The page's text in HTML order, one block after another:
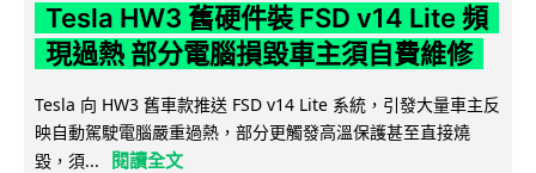
Tesla HW3 舊硬件裝 FSD v14 Lite 頻
現過熱 部分電腦損毀車主須自費維修
Tesla 向 HW3 舊車款推送 FSD v14 Lite 系統，引發大量車主反
映自動駕駛電腦嚴重過熱，部分更觸發高溫保護甚至直接燒
毀，須...
閱讀全文